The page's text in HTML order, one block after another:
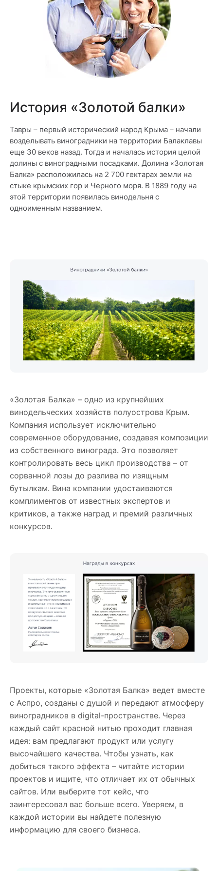
История «Золотой балки»
Тавры – первый исторический народ Крыма – начали
возделывать виноградники на территории Балаклавы
еще 30 веков назад. Тогда и началась история целой
долины с виноградными посадками. Долина «Золотая
Балка» расположилась на 2 700 гектарах земли на
стыке крымских гор и Черного моря. В 1889 году на
этой территории появилась винодельня с
одноименным названием.
«Золотая Балка» – одно из крупнейших
винодельческих хозяйств полуострова Крым.
Компания использует исключительно
современное оборудование, создавая композиции
из собственного винограда. Это позволяет
контролировать весь цикл производства – от
сорванной лозы до разлива по изящным
бутылкам. Вина компании удостаиваются
комплиментов от известных экспертов и
критиков, а также наград и премий различных
конкурсов.
Проекты, которые «Золотая Балка» ведет вместе
с Аспро, созданы с душой и передают атмосферу
виноградников в digital-пространстве. Через
каждый сайт красной нитью проходит главная
идея: вам предлагают продукт или услугу
высочайшего качества. Чтобы узнать, как
добиться такого эффекта – читайте истории
проектов и ищите, что отличает их от обычных
сайтов. Или выберите тот кейс, что
заинтересовал вас больше всего. Уверяем, в
каждой истории вы найдете полезную
информацию для своего бизнеса.